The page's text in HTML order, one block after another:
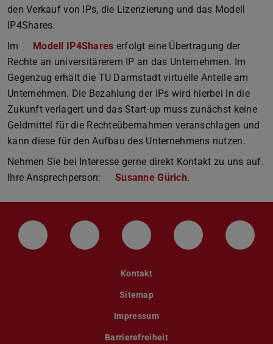
den Verkauf von IPs, die Lizenzierung und das Modell
IP4Shares.
Im
Modell IP4Shares erfolgt eine Übertragung der
Rechte an universitärerem IP an das Unternehmen. Im
Gegenzug erhält die TU Darmstadt virtuelle Anteile am
Unternehmen. Die Bezahlung der IPs wird hierbei in die
Zukunft verlagert und das Start-up muss zunächst keine
Geldmittel für die Rechteübernahmen veranschlagen und
kann diese für den Aufbau des Unternehmens nutzen.
Nehmen Sie bei Interesse gerne direkt Kontakt zu uns auf.
Ihre Ansprechperson:
Susanne Gürich.
LinkedIn-Seite der TU Darmstadt
Instagram-Kanal der TU
Bluesky-Kanal der TU
Facebook-
Kontakt
Sitemap
Impressum
Barrierefreiheit